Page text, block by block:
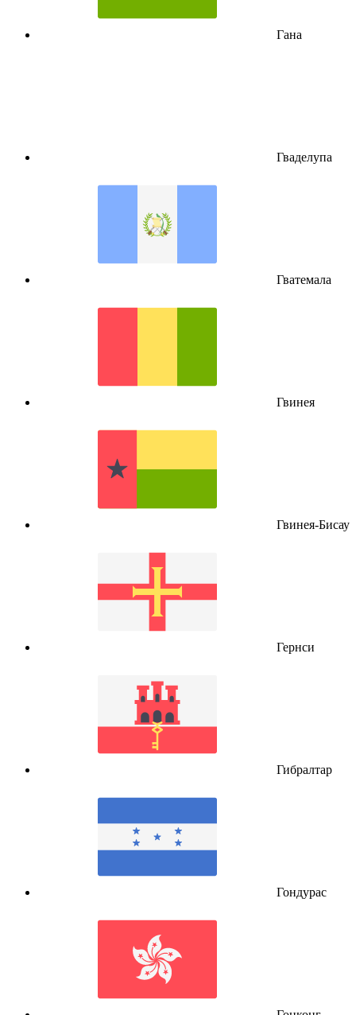
Гана
Гваделупа
Гватемала
Гвинея
Гвинея-Бисау
Гернси
Гибралтар
Гондурас